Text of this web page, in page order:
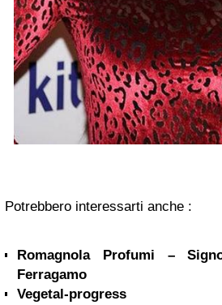
Potrebbero interessarti anche :
Romagnola Profumi –
Ferragamo
Vegetal-progress